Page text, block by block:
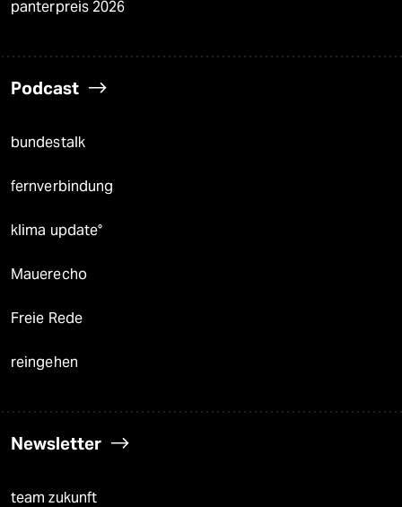
panterpreis 2026
Podcast
bundestalk
fernverbindung
klima update°
Mauerecho
Freie Rede
reingehen
Newsletter
team zukunft